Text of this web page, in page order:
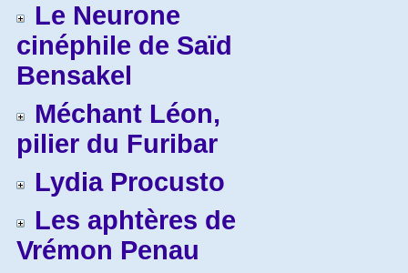
Le Neurone
cinéphile de Saïd
Bensakel
Méchant Léon,
pilier du Furibar
Lydia Procusto
Les aphtères de
Vrémon Penau